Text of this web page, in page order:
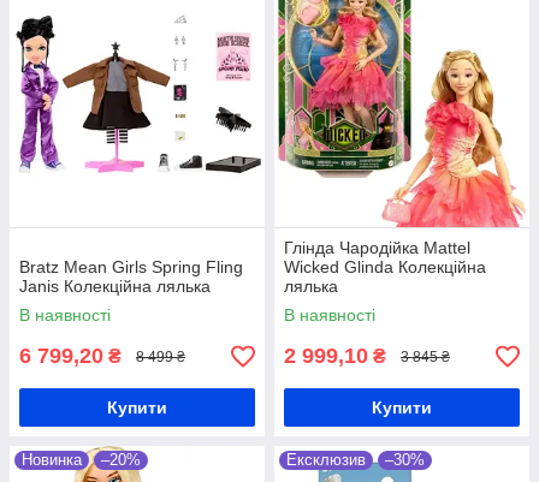
Bratz Mean Girls Spring Fling
Janis Колекційна лялька
В наявності
6 799,20 ₴ 8 499 ₴
Купити
Глінда Чародійка Mattel
Wicked Glinda Колекційна
лялька
В наявності
2 999,10 ₴ 3 845 ₴
Купити
Новинка –20% Ексклюзив –30%